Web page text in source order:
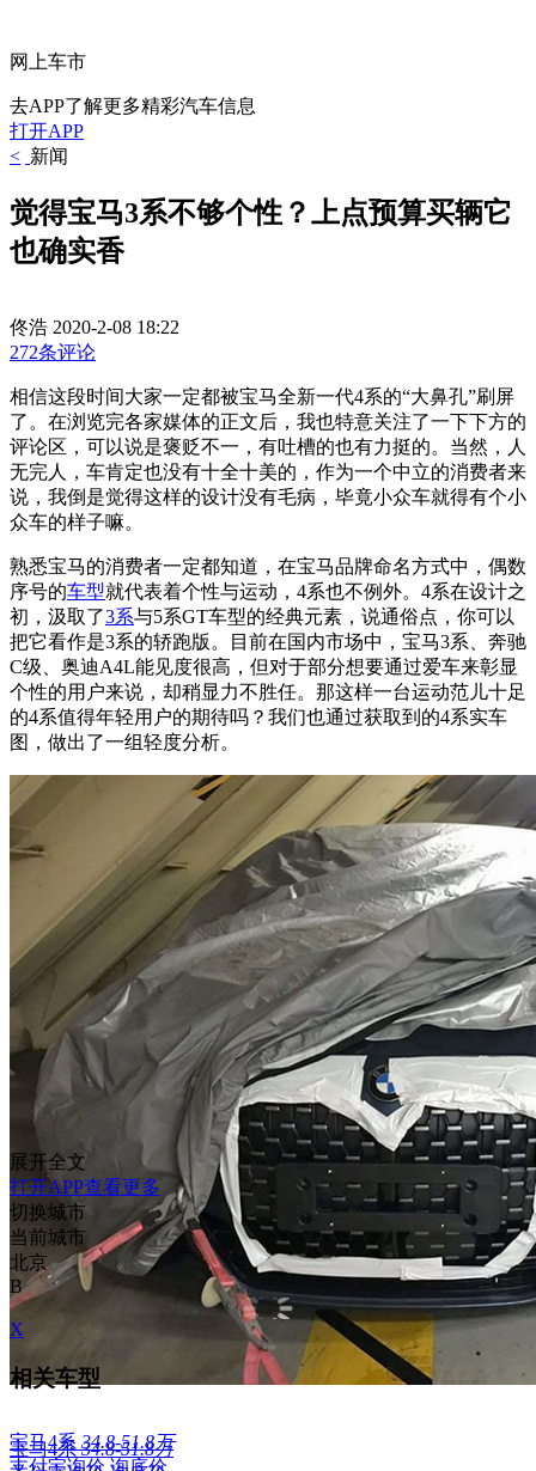
网上车市
去APP了解更多精彩汽车信息
打开APP
< 新闻
觉得宝马3系不够个性？上点预算买辆它
也确实香
佟浩 2020-2-08 18:22
272条评论
相信这段时间大家一定都被宝马全新一代4系的“大鼻孔”刷屏
了。在浏览完各家媒体的正文后，我也特意关注了一下下方的
评论区，可以说是褒贬不一，有吐槽的也有力挺的。当然，人
无完人，车肯定也没有十全十美的，作为一个中立的消费者来
说，我倒是觉得这样的设计没有毛病，毕竟小众车就得有个小
众车的样子嘛。
熟悉宝马的消费者一定都知道，在宝马品牌命名方式中，偶数
序号的车型就代表着个性与运动，4系也不例外。4系在设计之
初，汲取了3系与5系GT车型的经典元素，说通俗点，你可以
把它看作是3系的轿跑版。目前在国内市场中，宝马3系、奔驰
C级、奥迪A4L能见度很高，但对于部分想要通过爱车来彰显
个性的用户来说，却稍显力不胜任。那这样一台运动范儿十足
的4系值得年轻用户的期待吗？我们也通过获取到的4系实车
图，做出了一组轻度分析。
宝马4系 34.8-51.8万
支付宝询价 询底价
展开全文
打开APP查看更多
切换城市
当前城市
北京
B
X
相关车型
宝马4系 34.8-51.8万